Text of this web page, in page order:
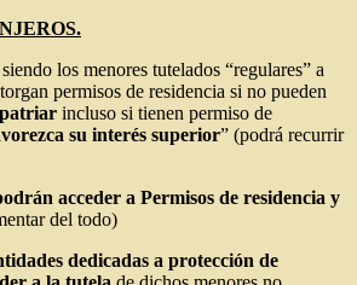
los menores tutelados “regulares” a
permisos de residencia si no pueden
incluso si tienen permiso de
su interés superior” (podrá recurrir
acceder a Permisos de residencia y
del todo)
dedicadas a protección de